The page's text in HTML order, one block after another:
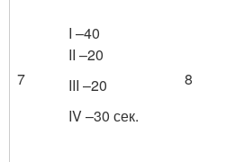
7
I –40
II –20
III –20
IV –30 сек.
8